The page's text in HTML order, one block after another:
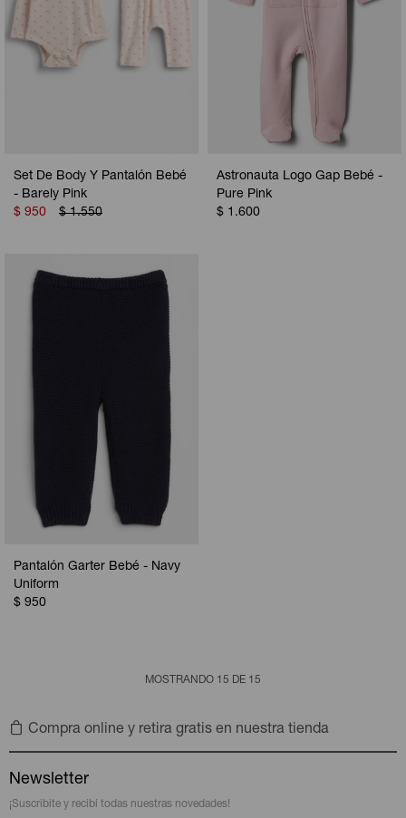
Set De Body Y Pantalón Bebé
- Barely Pink
$ 950 $ 1.550
Astronauta Logo Gap Bebé -
Pure Pink
$ 1.600
Pantalón Garter Bebé - Navy
Uniform
$ 950
MOSTRANDO 15 DE 15
Compra online y retira gratis en nuestra tienda
Newsletter
¡Suscribite y recibí todas nuestras novedades!